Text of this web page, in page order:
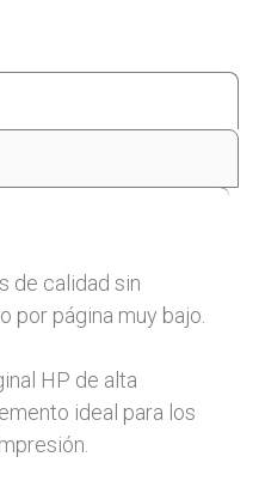
de calidad sin
por página muy bajo.
HP de alta
ideal para los